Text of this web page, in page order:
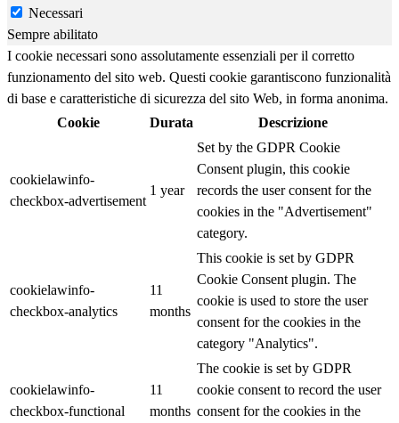
Necessari
Sempre abilitato
I cookie necessari sono assolutamente essenziali per il corretto
funzionamento del sito web. Questi cookie garantiscono funzionalità
di base e caratteristiche di sicurezza del sito Web, in forma anonima.
Cookie
Durata Descrizione
cookielawinfo-
checkbox-advertisement
1 year
Set by the GDPR Cookie
Consent plugin, this cookie
records the user consent for the
cookies in the "Advertisement"
category.
cookielawinfo-
checkbox-analytics
11
months
This cookie is set by GDPR
Cookie Consent plugin. The
cookie is used to store the user
consent for the cookies in the
category "Analytics".
cookielawinfo-
checkbox-functional
11
months
The cookie is set by GDPR
cookie consent to record the user
consent for the cookies in the